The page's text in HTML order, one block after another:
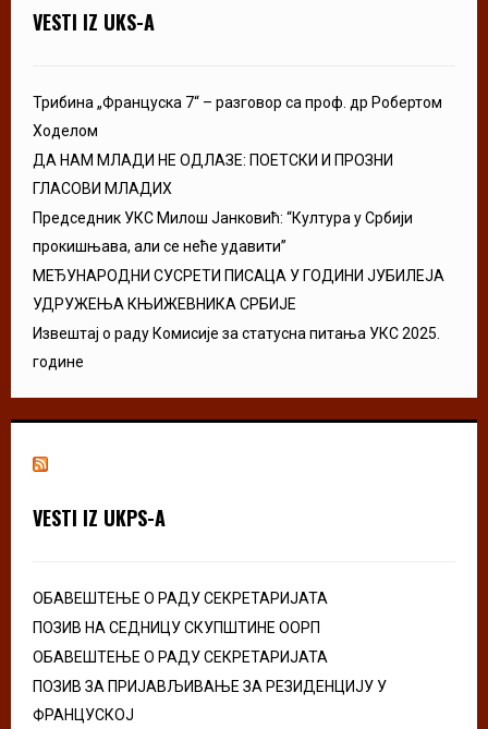
VESTI IZ UKS-A
Трибина „Француска 7“ – разговор са проф. др Робертом
Ходелом
ДА НАМ МЛАДИ НЕ ОДЛАЗЕ: ПОЕТСКИ И ПРОЗНИ
ГЛАСОВИ МЛАДИХ
Председник УКС Милош Јанковић: “Култура у Србији
прокишњава, али се неће удавити”
МЕЂУНАРОДНИ СУСРЕТИ ПИСАЦА У ГОДИНИ ЈУБИЛЕЈА
УДРУЖЕЊА КЊИЖЕВНИКА СРБИЈЕ
Извештај о раду Комисије за статусна питања УКС 2025.
године
VESTI IZ UKPS-A
ОБАВЕШТЕЊЕ О РАДУ СЕКРЕТАРИЈАТА
ПОЗИВ НА СЕДНИЦУ СКУПШТИНЕ ООРП
ОБАВЕШТЕЊЕ О РАДУ СЕКРЕТАРИЈАТА
ПОЗИВ ЗА ПРИЈАВЉИВАЊЕ ЗА РЕЗИДЕНЦИЈУ У
ФРАНЦУСКОЈ